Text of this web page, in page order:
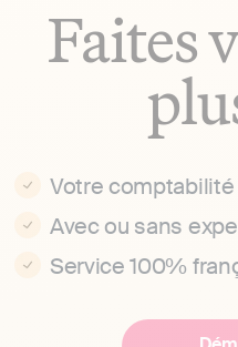
Faites
Votre
Avec ou sans
Service 100%